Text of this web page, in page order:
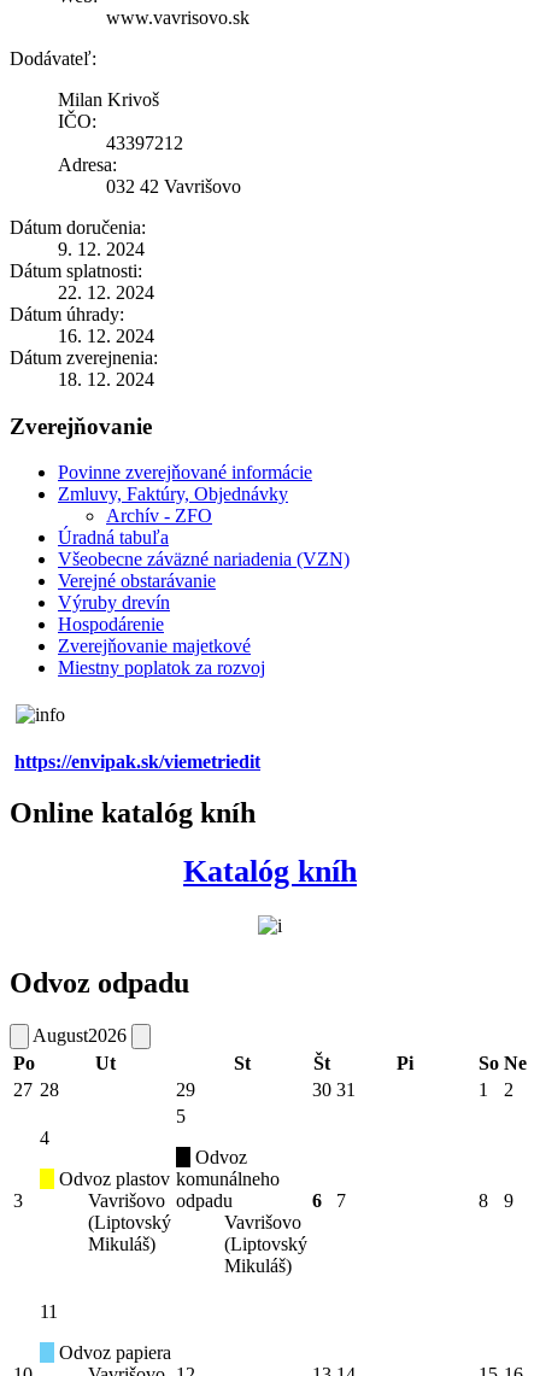
www.vavrisovo.sk
Dodávateľ:
Milan Krivoš
IČO:
43397212
Adresa:
032 42 Vavrišovo
Dátum doručenia:
9. 12. 2024
Dátum splatnosti:
22. 12. 2024
Dátum úhrady:
16. 12. 2024
Dátum zverejnenia:
18. 12. 2024
Zverejňovanie
Povinne zverejňované informácie
Zmluvy, Faktúry, Objednávky
Archív - ZFO
Úradná tabuľa
Všeobecne záväzné nariadenia (VZN)
Verejné obstarávanie
Výruby drevín
Hospodárenie
Zverejňovanie majetkové
Miestny poplatok za rozvoj
https://envipak.sk/viemetriedit
Online katalóg kníh
Katalóg kníh
Odvoz odpadu
August2026
Po
Ut St Št Pi So Ne
27 28 29 30 31 1 2
3
4
Odvoz plastov
Vavrišovo
(Liptovský
Mikuláš)
5
Odvoz
komunálneho
odpadu
Vavrišovo
(Liptovský
Mikuláš)
6 7 8 9
11
Odvoz papiera